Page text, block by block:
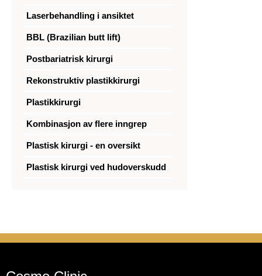
Laserbehandling i ansiktet
BBL (Brazilian butt lift)
Postbariatrisk kirurgi
Rekonstruktiv plastikkirurgi
Plastikkirurgi
Kombinasjon av flere inngrep
Plastisk kirurgi - en oversikt
Plastisk kirurgi ved hudoverskudd